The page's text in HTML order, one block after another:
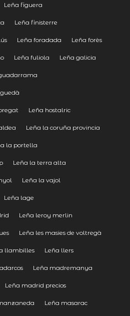
Leña figuera
Leña finisterre
Leña foradada Leña forès
Leña fuliola Leña galicia
Leña hostalric
Leña la coruña provincia
la portella
Leña la terra alta
Leña la vajol
Leña lage
Leña leroy merlin
Leña les masies de voltregà
llambilles Leña llers
Leña madremanya
Leña madrid precios
Leña masarac